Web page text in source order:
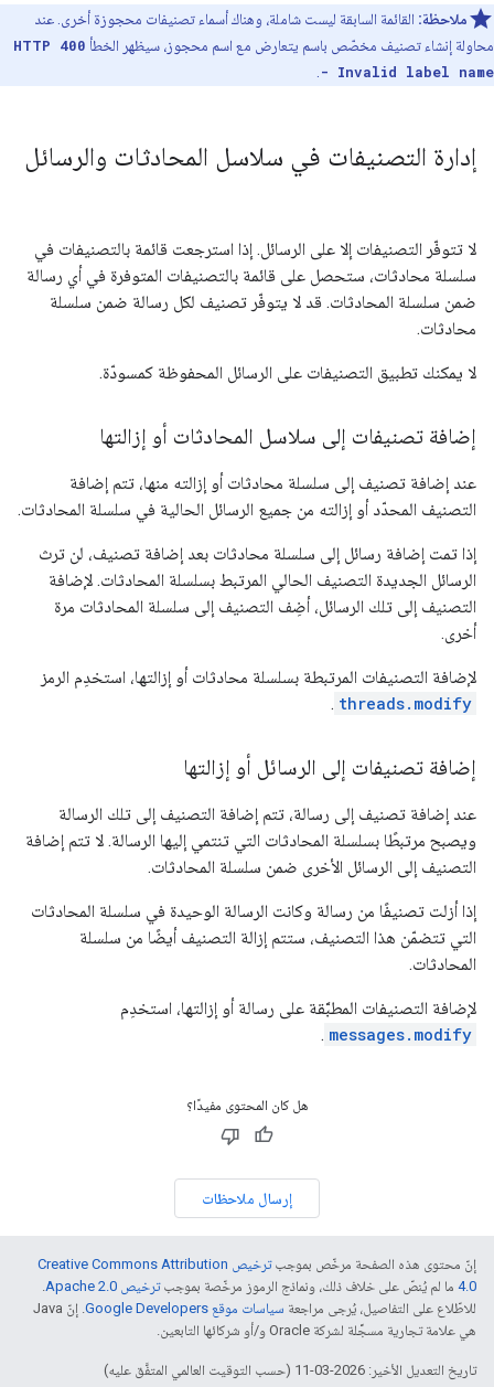
ملاحظة: القائمة السابقة ليست شاملة، وهناك أسماء تصنيفات محجوزة أخرى. عند
محاولة إنشاء تصنيف مخصّص باسم يتعارض مع اسم محجوز، سيظهر الخطأ HTTP 400
- Invalid label name
إدارة التصنيفات في سلاسل المحادثات والرسائل
لا تتوفّر التصنيفات إلا على الرسائل. إذا استرجعت قائمة بالتصنيفات في
سلسلة محادثات، ستحصل على قائمة بالتصنيفات المتوفرة في أي رسالة
ضمن سلسلة المحادثات. قد لا يتوفّر تصنيف لكل رسالة ضمن سلسلة
محادثات.
لا يمكنك تطبيق التصنيفات على الرسائل المحفوظة كمسودّة.
إضافة تصنيفات إلى سلاسل المحادثات أو إزالتها
عند إضافة تصنيف إلى سلسلة محادثات أو إزالته منها، تتم إضافة
التصنيف المحدّد أو إزالته من جميع الرسائل الحالية في سلسلة المحادثات.
إذا تمت إضافة رسائل إلى سلسلة محادثات بعد إضافة تصنيف، لن ترث
الرسائل الجديدة التصنيف الحالي المرتبط بسلسلة المحادثات. لإضافة
التصنيف إلى تلك الرسائل، أضِف التصنيف إلى سلسلة المحادثات مرة
أخرى.
لإضافة التصنيفات المرتبطة بسلسلة محادثات أو إزالتها، استخدِم الرمز
threads.modify
.
إضافة تصنيفات إلى الرسائل أو إزالتها
عند إضافة تصنيف إلى رسالة، تتم إضافة التصنيف إلى تلك الرسالة
ويصبح مرتبطًا بسلسلة المحادثات التي تنتمي إليها الرسالة. لا تتم إضافة
التصنيف إلى الرسائل الأخرى ضمن سلسلة المحادثات.
إذا أزلت تصنيفًا من رسالة وكانت الرسالة الوحيدة في سلسلة المحادثات
التي تتضمّن هذا التصنيف، ستتم إزالة التصنيف أيضًا من سلسلة
المحادثات.
لإضافة التصنيفات المطبَّقة على رسالة أو إزالتها، استخدِم
messages.modify
.
هل كان المحتوى مفيدًا؟
إرسال ملاحظات
إنّ محتوى هذه الصفحة مرخّص بموجب
ترخيص Creative Commons Attribution
4.0‏ ما لم يُنصّ على خلاف ذلك، ونماذج الرموز مرخّصة بموجبترخيص Apache 2.0‏
.
للاطّلاع على التفاصيل، يُرجى مراجعة سياسات موقع Google Developers‏
. إنّ Java
هي علامة تجارية مسجَّلة لشركة Oracle و/أو شركائها التابعين.
تاريخ التعديل الأخير: 2026-03-11 (حسب التوقيت العالمي المتفَّق عليه)